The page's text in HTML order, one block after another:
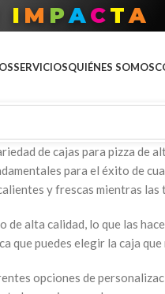
T U MARCA
SERVICIOSQUIÉNES SOMOS
de cajas para pizza de
para el éxito de
y frescas mientras
alta calidad, lo que las
que puedes elegir la caja
opciones de